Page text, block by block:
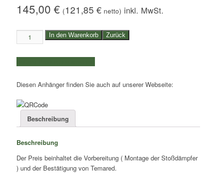
145,00€ (121,85€ netto)
100km/h
Bestätigung
750kg
Temared
In den Warenkorb Zurück
Diesen Anhänger finden Sie auch auf unserer Webseite:
Beschreibung
Beschreibung
Der Preis beinhaltet die Vorbereitung ( Montage der Stoßdämpfer
) und der Bestätigung von Temared.